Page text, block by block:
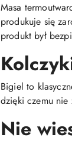
Masa
produkuje się
produkt był
Bigiel to
dzięki czemu nie
Nie